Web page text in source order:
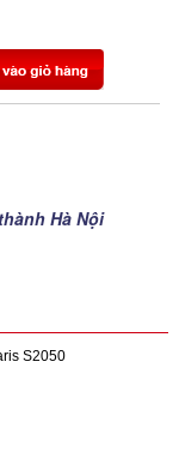
Hà Nội
S2050